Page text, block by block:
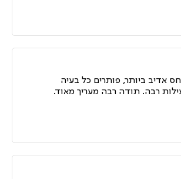
אדיב ביותר, פותרים כל בעיה
רבה. תודה רבה מעריך מאוד.